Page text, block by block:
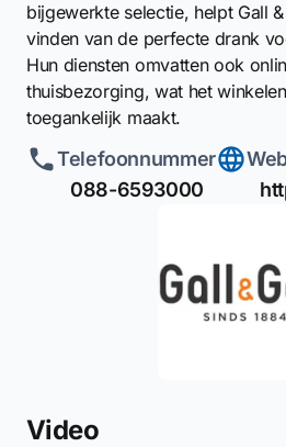
bijgewerkte selectie, helpt Gall
vinden van de perfecte drank
Hun diensten omvatten ook
thuisbezorging, wat het
toegankelijk maakt.
Telefoonnummer
088-6593000
Video